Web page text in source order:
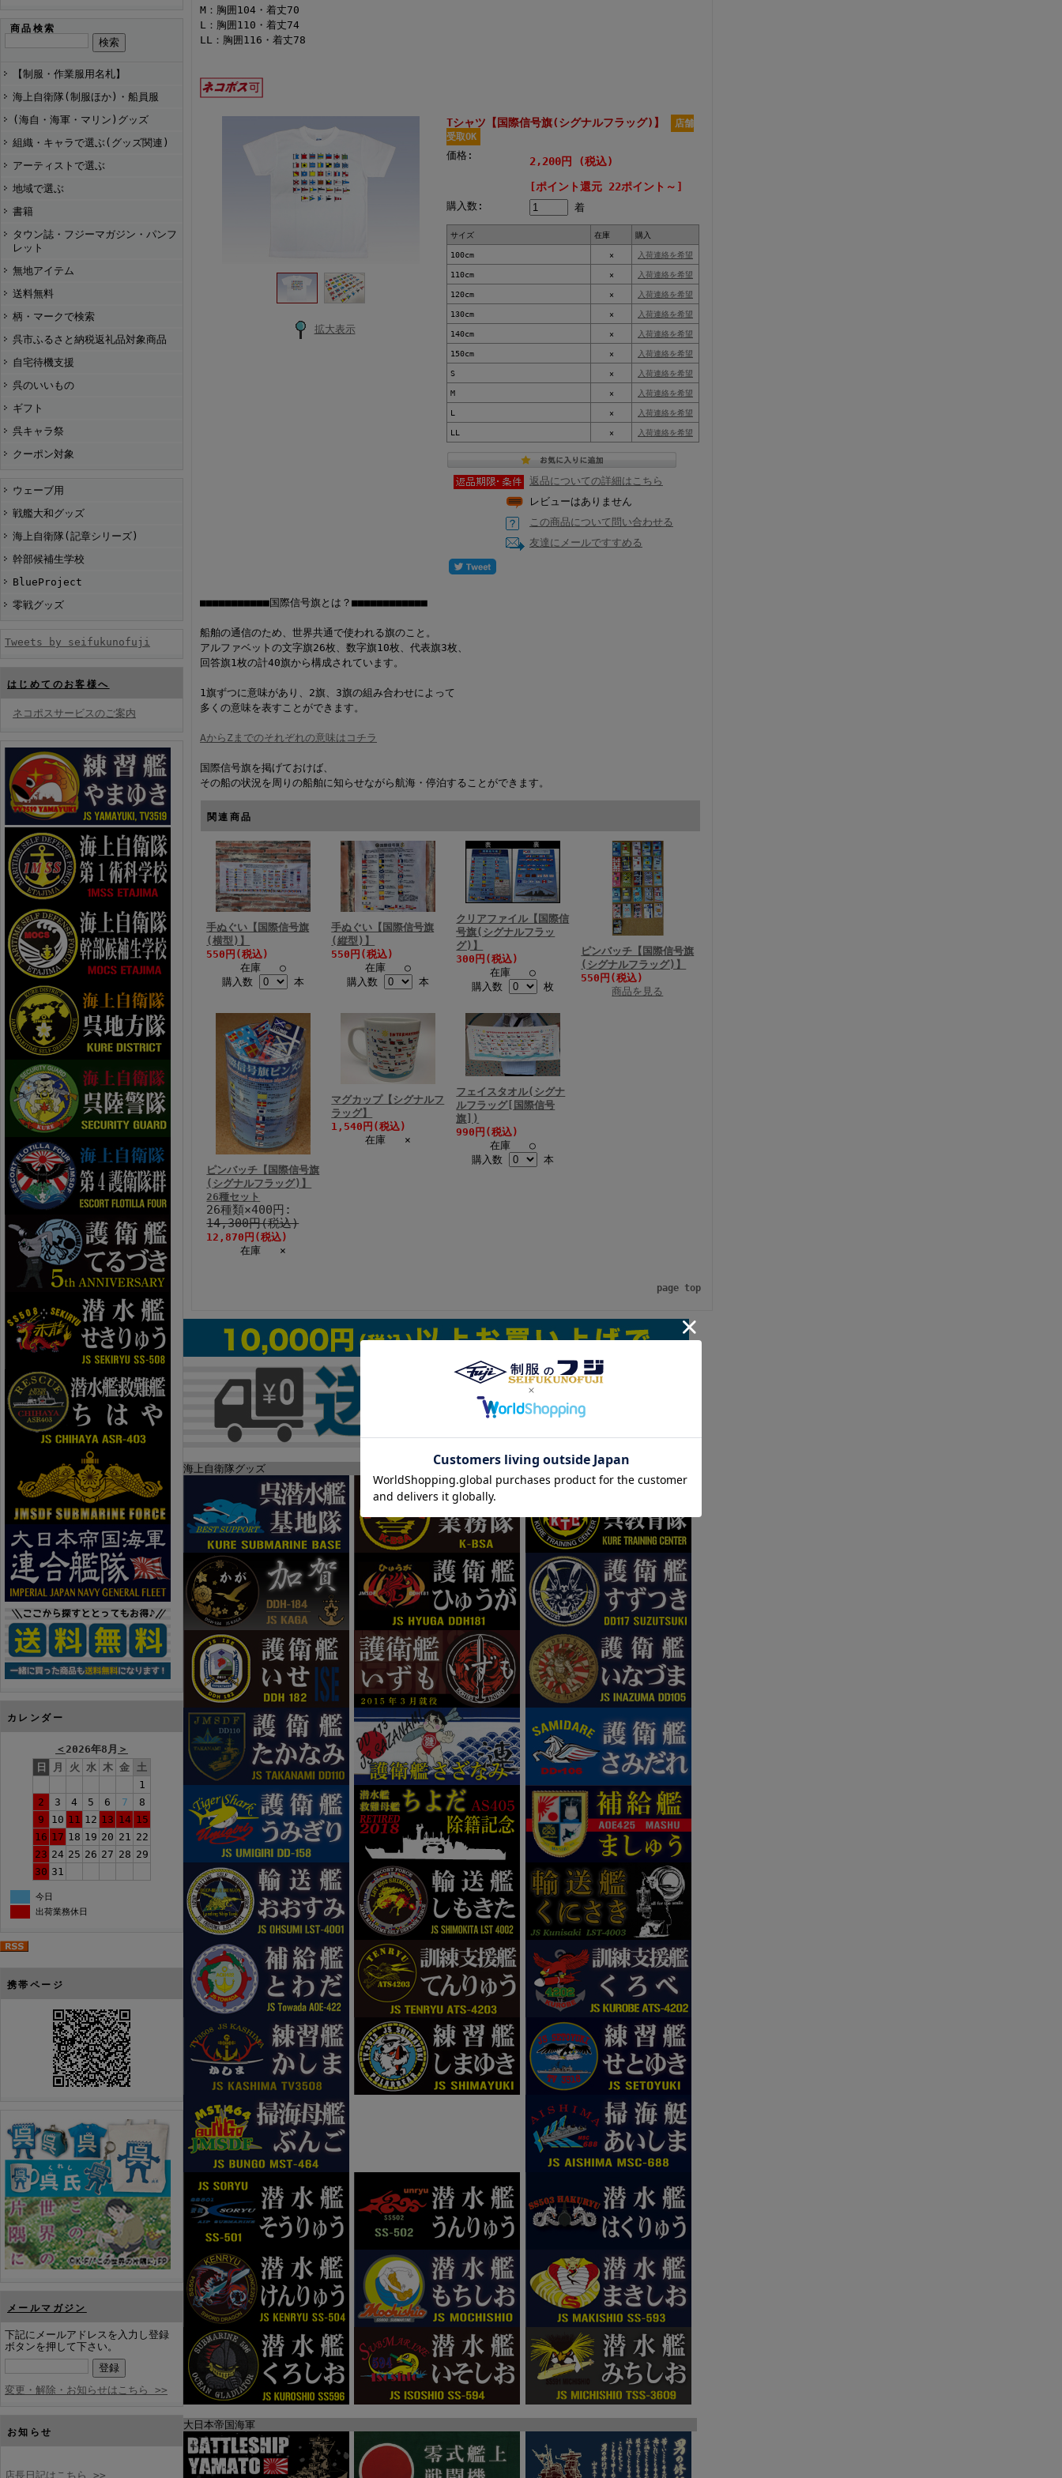
商品検索
【制服・作業服用名札】
海上自衛隊(制服ほか)・船員服
(海自・海軍・マリン)グッズ
組織・キャラで選ぶ(グッズ関連)
アーティストで選ぶ
地域で選ぶ
書籍
タウン誌・フジーマガジン・パンフ
レット
無地アイテム
送料無料
柄・マークで検索
呉市ふるさと納税返礼品対象商品
自宅待機支援
呉のいいもの
ギフト
呉キャラ祭
クーポン対象
ウェーブ用
戦艦大和グッズ
海上自衛隊(記章シリーズ)
幹部候補生学校
BlueProject
零戦グッズ
Tweets by seifukunofuji
はじめてのお客様へ
ネコポスサービスのご案内
カレンダー
＜ 2026年8月 ＞
日
月 火 水 木 金 土
1
2
3 4 5 6 7
8
9
10 11 12 13 14 15
16 17 18 19 20 21 22
23 24 25 26 27 28 29
30 31
今日
出荷業務休日
携帯ページ
メールマガジン
下記にメールアドレスを入力し登録
ボタンを押して下さい。
変更・解除・お知らせはこちら >>
お知らせ
店長日記はこちら >>
M：胸囲104・着丈70
L：胸囲110・着丈74
LL：胸囲116・着丈78
拡大表示
Tシャツ【国際信号旗(シグナルフラッグ)】
店舗
受取OK
価格:
2,200円 (税込)
[ポイント還元 22ポイント～]
購入数: 着
サイズ 在庫 購入
100cm × 入荷連絡を希望
110cm × 入荷連絡を希望
120cm × 入荷連絡を希望
130cm × 入荷連絡を希望
140cm × 入荷連絡を希望
150cm × 入荷連絡を希望
S × 入荷連絡を希望
M × 入荷連絡を希望
L × 入荷連絡を希望
LL × 入荷連絡を希望
返品についての詳細はこちら
レビューはありません
この商品について問い合わせる
友達にメールですすめる
■■■■■■■■■■■国際信号旗とは？■■■■■■■■■■■■
船舶の通信のため、世界共通で使われる旗のこと。
アルファベットの文字旗26枚、数字旗10枚、代表旗3枚、
回答旗1枚の計40旗から構成されています。
1旗ずつに意味があり、2旗、3旗の組み合わせによって
多くの意味を表すことができます。
AからZまでのそれぞれの意味はコチラ
国際信号旗を掲げておけば、
その船の状況を周りの船舶に知らせながら航海・停泊することができます。
関連商品
手ぬぐい【国際信号旗
(横型)】
550円(税込)
在庫 ○
購入数
本
手ぬぐい【国際信号旗
(縦型)】
550円(税込)
在庫 ○
購入数
本
クリアファイル【国際信
号旗(シグナルフラッ
グ)】
300円(税込)
在庫 ○
購入数
枚
ピンバッチ【国際信号旗
(シグナルフラッグ)】
550円(税込)
商品を見る
ピンバッチ【国際信号旗
(シグナルフラッグ)】
26種セット
26種類×400円:
14,300円(税込)
12,870円(税込)
在庫 ×
マグカップ【シグナルフ
ラッグ】
1,540円(税込)
在庫 ×
フェイスタオル(シグナ
ルフラッグ[国際信号
旗])
990円(税込)
在庫 ○
購入数
本
page top
海上自衛隊グッズ
大日本帝国海軍